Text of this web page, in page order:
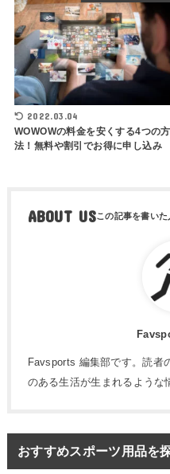
2022.03.04
WOWOWの料金を安くする4つの方
法！無料や割引でお得に申し込み
ABOUT US
Favsports 編集部です。読者
のある生活が生まれるような
おすすめスポーツ用品を